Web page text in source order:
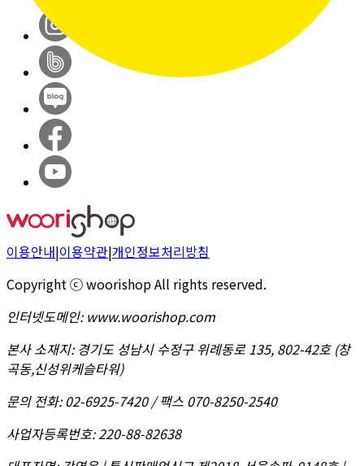
이용안내|이용약관|개인정보처리방침
Copyright ⓒ woorishop All rights reserved.
인터넷도메인:www.woorishop.com
본사 소재지:경기도 성남시 수정구 위례동로 135, 802-42호 (창
곡동,신성위케슬타워)
문의 전화:02-6925-7420 / 팩스 070-8250-2540
사업자등록번호:220-88-82638